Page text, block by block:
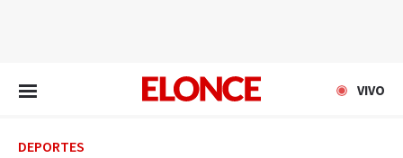
VIVO
DEPORTES